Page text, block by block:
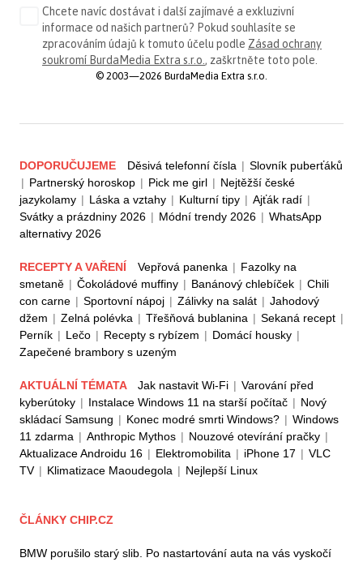
Chcete navíc dostávat i další zajímavé a exkluzivní
informace od našich partnerů? Pokud souhlasíte se
zpracováním údajů k tomuto účelu podle Zásad ochrany
soukromí BurdaMedia Extra s.r.o. , zaškrtněte toto pole.
© 2003—2026 BurdaMedia Extra s.r.o.
DOPORUČUJEME Děsivá telefonní čísla | Slovník puberťáků
| Partnerský horoskop | Pick me girl | Nejtěžší české
jazykolamy | Láska a vztahy | Kulturní tipy | Ajťák radí |
Svátky a prázdniny 2026 | Módní trendy 2026 | WhatsApp
alternativy 2026
RECEPTY A VAŘENÍ Vepřová panenka | Fazolky na
smetaně | Čokoládové muffiny | Banánový chlebíček | Chili
con carne | Sportovní nápoj | Zálivky na salát | Jahodový
džem | Zelná polévka | Třešňová bublanina | Sekaná recept |
Perník | Lečo | Recepty s rybízem | Domácí housky |
Zapečené brambory s uzeným
AKTUÁLNÍ TÉMATA Jak nastavit Wi-Fi | Varování před
kyberútoky | Instalace Windows 11 na starší počítač | Nový
skládací Samsung | Konec modré smrti Windows? | Windows
11 zdarma | Anthropic Mythos | Nouzové otevírání pračky |
Aktualizace Androidu 16 | Elektromobilita | iPhone 17 | VLC
TV | Klimatizace Maoudegola | Nejlepší Linux
ČLÁNKY CHIP.CZ
BMW porušilo starý slib. Po nastartování auta na vás vyskočí